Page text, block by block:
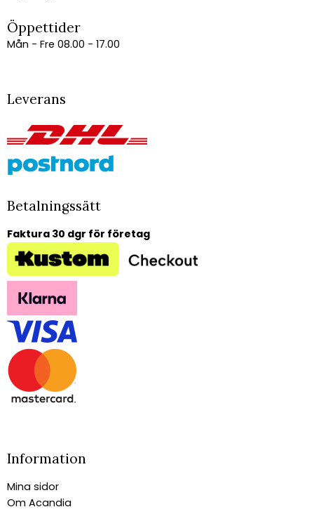
Öppettider
Mån - Fre 08.00 - 17.00
Leverans
Betalningssätt
Faktura 30 dgr för företag
Information
Mina sidor
Om Acandia